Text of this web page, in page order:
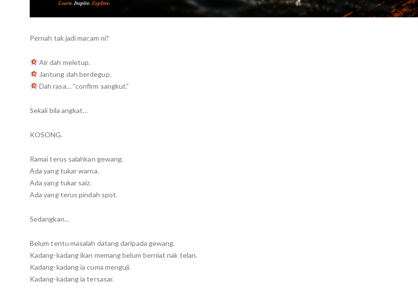
Pernah tak jadi macam ni?
Air dah meletup.
Jantung dah berdegup.
Dah rasa… “confirm sangkut.”
Sekali bila angkat…
KOSONG.
Ramai terus salahkan gewang.
Ada yang tukar warna.
Ada yang tukar saiz.
Ada yang terus pindah spot.
Sedangkan…
Belum tentu masalah datang daripada gewang.
Kadang-kadang ikan memang belum berniat nak telan.
Kadang-kadang ia cuma menguji.
Kadang-kadang ia tersasar.